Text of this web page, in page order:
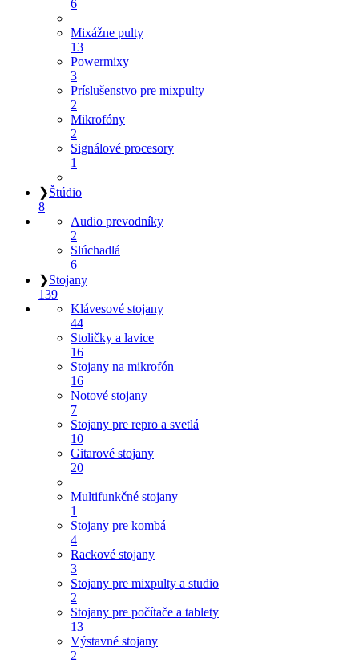
6
Mixážne pulty
13
Powermixy
3
Príslušenstvo pre mixpulty
2
Mikrofóny
2
Signálové procesory
1
❯Štúdio
8
Audio prevodníky
2
Slúchadlá
6
❯Stojany
139
Klávesové stojany
44
Stoličky a lavice
16
Stojany na mikrofón
16
Notové stojany
7
Stojany pre repro a svetlá
10
Gitarové stojany
20
Multifunkčné stojany
1
Stojany pre kombá
4
Rackové stojany
3
Stojany pre mixpulty a studio
2
Stojany pre počítače a tablety
13
Výstavné stojany
2